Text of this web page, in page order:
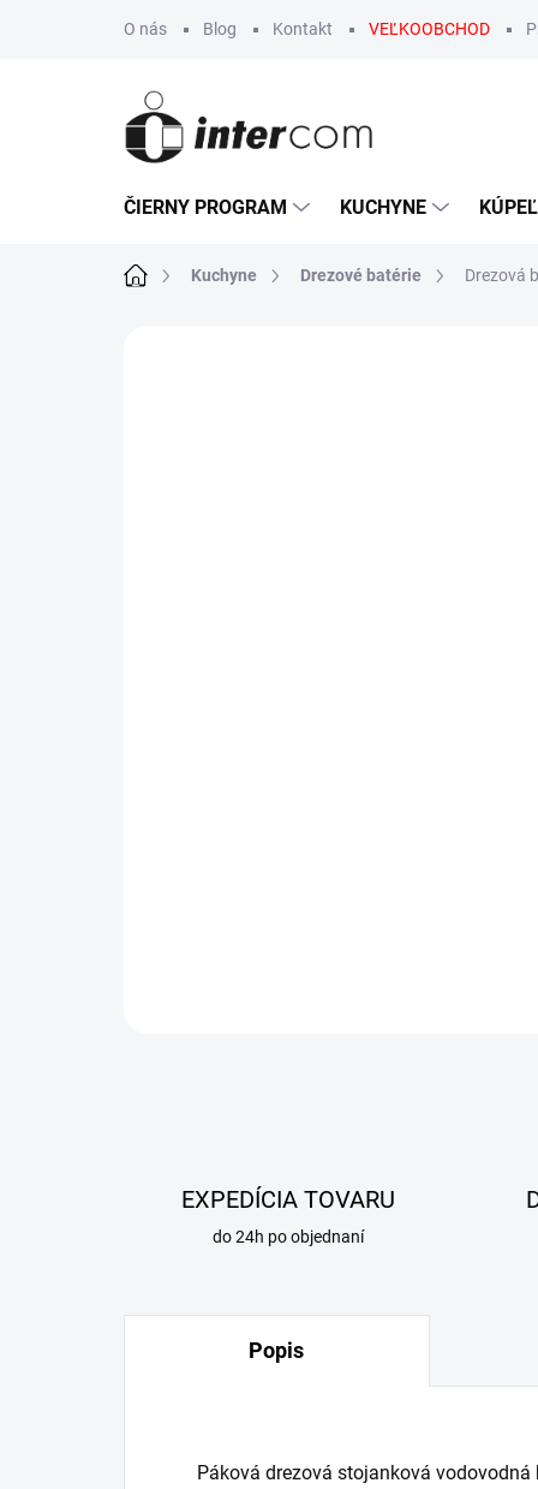
O nás Blog Kontakt VEĽKOOBCHOD
ČIERNY PROGRAM KUCHYNE
DomovKuchyne Drezové batérie Drezová
EXPEDÍCIA TOVARU
do 24h po objednaní
Popis
Páková drezová stojanková